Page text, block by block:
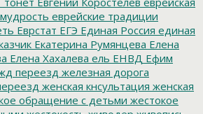
еврейские традиции
Еврстат ЕГЭ Единая Россия единая
Екатерина Румянцева Елена
Елена Хахалева ель ЕНВД Ефим
переезд железная дорога
женская кнсультация женская
обращение с детьми жестокое